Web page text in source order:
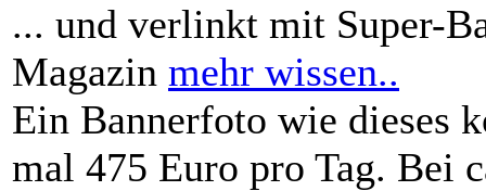
... und verlinkt mit Super-
Magazin mehr wissen..
Ein Bannerfoto wie dieses
mal 475 Euro pro Tag. Bei